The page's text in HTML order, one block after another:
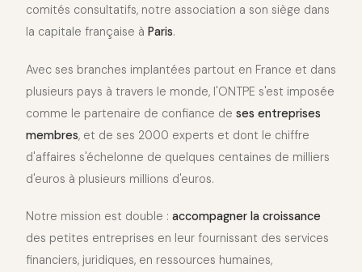
comités consultatifs, notre association a son siège dans
la capitale française à Paris.
Avec ses branches implantées partout en France et dans
plusieurs pays à travers le monde, l'ONTPE s'est imposée
comme le partenaire de confiance de ses entreprises
membres, et de ses 2000 experts et dont le chiffre
d'affaires s'échelonne de quelques centaines de milliers
d'euros à plusieurs millions d'euros.
Notre mission est double : accompagner la croissance
des petites entreprises en leur fournissant des services
financiers, juridiques, en ressources humaines,